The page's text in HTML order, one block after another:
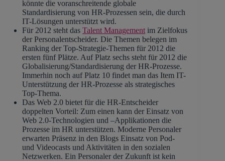
könnte die voranschreitende globale
Standardisierung von HR-Prozessen sein, die durch
IT-Lösungen unterstützt wird.
Für 2012 steht das Talent Management im Zielfokus
der Personalentscheider. Die Themen belegen im
Ranking der Top-Strategie-Themen für 2012 die
ersten fünf Plätze. Auf Platz sechs steht für 2012 die
Globalisierung/Standardisierung der HR-Prozesse.
Immerhin noch auf Platz 10 findet man das Item IT-
Unterstützung der HR-Prozesse als strategisches
Top-Thema.
Das Web 2.0 bietet für die HR-Entscheider
doppelten Vorteil: Zum einen kann der Einsatz von
Web 2.0-Technologien und –Applikationen die
Prozesse im HR unterstützen. Moderne Personaler
erwarten Präsenz in den Blogs Einsatz von Pod-
und Videocasts und Aktivitäten in den sozialen
Netzwerken. Ein Personaler der Zukunft ist kein